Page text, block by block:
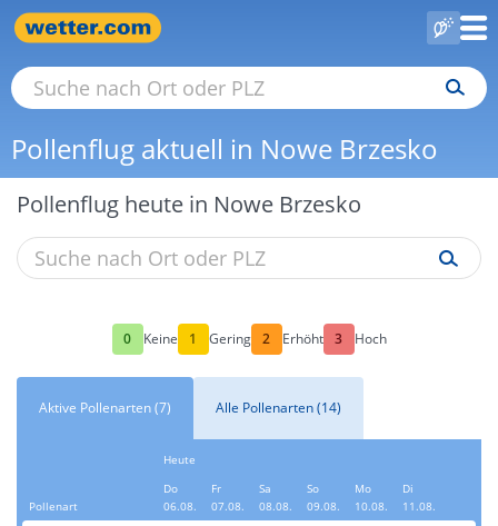
Pollenflug aktuell in Nowe Brzesko
Pollenflug heute in Nowe Brzesko
0 Keine 1 Gering 2 Erhöht 3 Hoch
Aktive Pollenarten (7) Alle Pollenarten (14)
Pollenart
Heute
Do
06.08.
Fr
07.08.
Sa
08.08.
So
09.08.
Mo
10.08.
Di
11.08.